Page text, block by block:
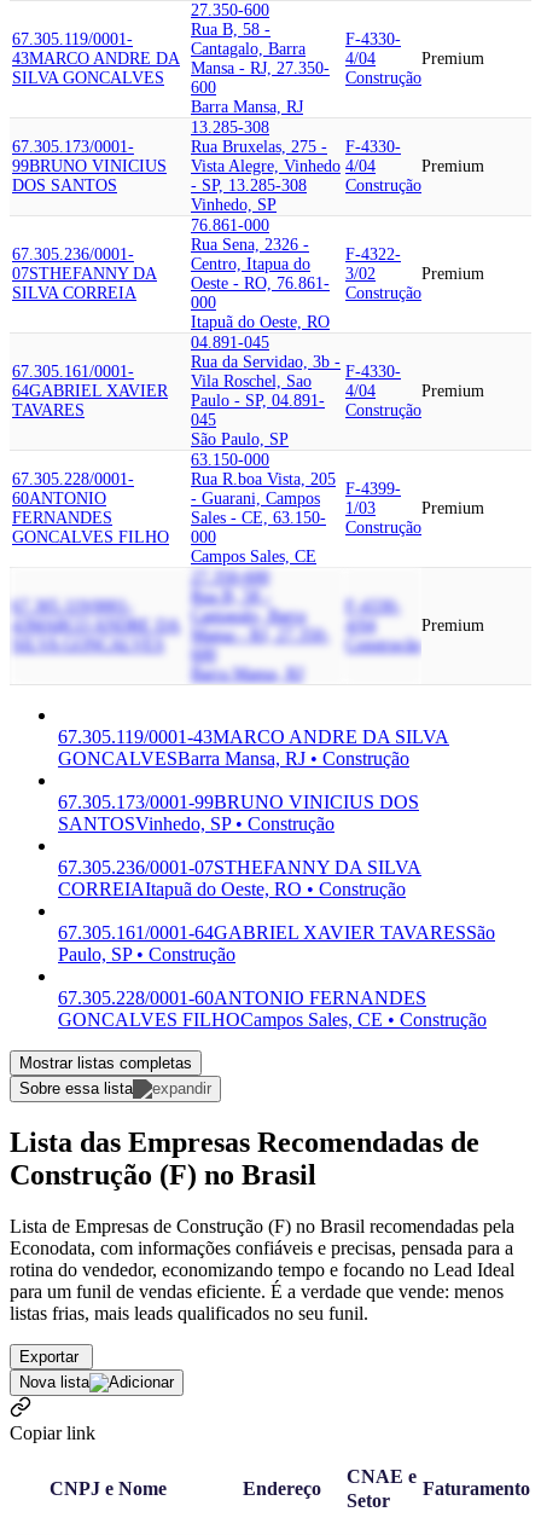
67.305.119/0001-
43MARCO ANDRE DA
SILVA GONCALVES
27.350-600
Rua B, 58 -
Cantagalo, Barra
Mansa - RJ, 27.350-
600
Barra Mansa, RJ
F-4330-
4/04
Construção
Premium
67.305.173/0001-
99BRUNO VINICIUS
DOS SANTOS
13.285-308
Rua Bruxelas, 275 -
Vista Alegre, Vinhedo
- SP, 13.285-308
Vinhedo, SP
F-4330-
4/04
Construção
Premium
67.305.236/0001-
07STHEFANNY DA
SILVA CORREIA
76.861-000
Rua Sena, 2326 -
Centro, Itapua do
Oeste - RO, 76.861-
000
Itapuã do Oeste, RO
F-4322-
3/02
Construção
Premium
67.305.161/0001-
64GABRIEL XAVIER
TAVARES
04.891-045
Rua da Servidao, 3b -
Vila Roschel, Sao
Paulo - SP, 04.891-
045
São Paulo, SP
F-4330-
4/04
Construção
Premium
67.305.228/0001-
60ANTONIO
FERNANDES
GONCALVES FILHO
63.150-000
Rua R.boa Vista, 205
- Guarani, Campos
Sales - CE, 63.150-
000
Campos Sales, CE
F-4399-
1/03
Construção
Premium
67.305.119/0001-
43
MARCO ANDRE DA
SILVA GONCALVES
27.350-600
Rua B, 58 -
Cantagalo, Barra
Mansa - RJ, 27.350-
600
Barra Mansa, RJ
F-4330-
4/04
Construção
Premium
67.305.119/0001-43MARCO ANDRE DA SILVA
GONCALVESBarra Mansa, RJ • Construção
67.305.173/0001-99BRUNO VINICIUS DOS
SANTOSVinhedo, SP • Construção
67.305.236/0001-07STHEFANNY DA SILVA
CORREIAItapuã do Oeste, RO • Construção
67.305.161/0001-64GABRIEL XAVIER TAVARESSão
Paulo, SP • Construção
67.305.228/0001-60ANTONIO FERNANDES
GONCALVES FILHOCampos Sales, CE • Construção
Mostrar listas completas
Sobre essa lista
Lista das Empresas Recomendadas de
Construção (F) no Brasil
Lista de Empresas de Construção (F) no Brasil recomendadas pela
Econodata, com informações confiáveis e precisas, pensada para a
rotina do vendedor, economizando tempo e focando no Lead Ideal
para um funil de vendas eficiente. É a verdade que vende: menos
listas frias, mais leads qualificados no seu funil.
Exportar
Nova lista
Copiar link
CNPJ e Nome Endereço
CNAE e
Setor
Faturamento